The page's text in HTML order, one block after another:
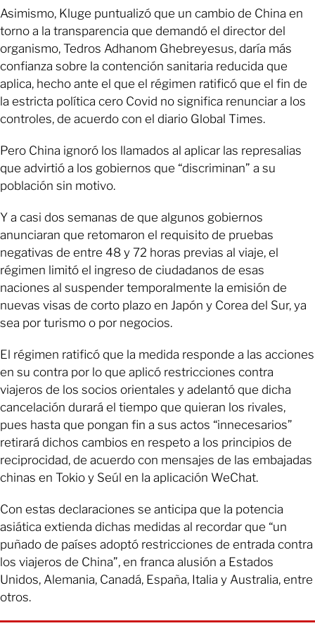
Asimismo, Kluge puntualizó que un cambio de China en
torno a la transparencia que demandó el director del
organismo, Tedros Adhanom Ghebreyesus, daría más
confianza sobre la contención sanitaria reducida que
aplica, hecho ante el que el régimen ratificó que el fin de
la estricta política cero Covid no significa renunciar a los
controles, de acuerdo con el diario Global Times.
Pero China ignoró los llamados al aplicar las represalias
que advirtió a los gobiernos que “discriminan” a su
población sin motivo.
Y a casi dos semanas de que algunos gobiernos
anunciaran que retomaron el requisito de pruebas
negativas de entre 48 y 72 horas previas al viaje, el
régimen limitó el ingreso de ciudadanos de esas
naciones al suspender temporalmente la emisión de
nuevas visas de corto plazo en Japón y Corea del Sur, ya
sea por turismo o por negocios.
El régimen ratificó que la medida responde a las acciones
en su contra por lo que aplicó restricciones contra
viajeros de los socios orientales y adelantó que dicha
cancelación durará el tiempo que quieran los rivales,
pues hasta que pongan fin a sus actos “innecesarios”
retirará dichos cambios en respeto a los principios de
reciprocidad, de acuerdo con mensajes de las embajadas
chinas en Tokio y Seúl en la aplicación WeChat.
Con estas declaraciones se anticipa que la potencia
asiática extienda dichas medidas al recordar que “un
puñado de países adoptó restricciones de entrada contra
los viajeros de China”, en franca alusión a Estados
Unidos, Alemania, Canadá, España, Italia y Australia, entre
otros.